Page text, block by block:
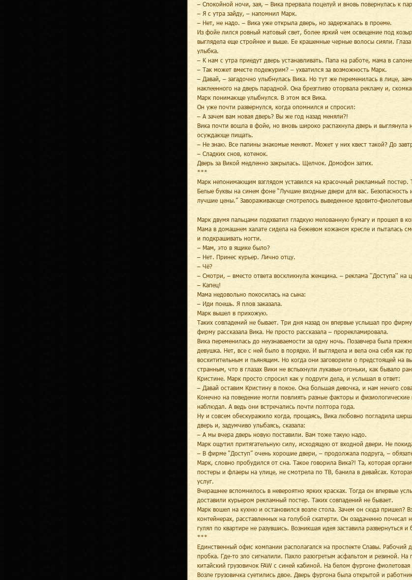
– Спокойной ночи, зая, – Вика прервала поцелуй и вновь повернулась к
– Я с утра зайду, – напомнил Марк.
– Нет, не надо. – Вика уже открыла дверь, но задержалась в проеме.
Из фойе лился ровный матовый свет, более яркий чем освещение под
выглядела еще стройнее и выше. Ее крашенные черные волосы сияли. Глаза
улыбка.
– К нам с утра приедут дверь устанавливать. Папа на работе, мама в
– Так может вместе подежурим? – ухватился за возможность Марк.
– Давай, – загадочно улыбнулась Вика. Но тут же переменилась в лице,
наклеенного на дверь парадной. Она брезгливо оторвала рекламу и,
Марк понимающе улыбнулся. В этом вся Вика.
Он уже почти развернулся, когда опомнился и спросил:
– А зачем вам новая дверь? Вы же год назад меняли?!
Вика почти вошла в фойе, но вновь широко распахнула дверь и
осуждающе пищать.
– Не знаю. Все папины знакомые меняют. Может у них квест такой? До
– Сладких снов, котенок.
Дверь за Викой медленно закрылась. Щелчок. Домофон затих.
***
Марк непонимающим взглядом уставился на красочный рекламный
Белые буквы на синем фоне “Лучшие входные двери для вас. Безопасность
лучшие цены.” Завораживающе смотрелось выведенное ядовито-
Марк двумя пальцами подхватил гладкую мелованную бумагу и прошел в
Мама в домашнем халате сидела на бежевом кожаном кресле и пыталась
и подкрашивать ногти.
– Мам, это в ящике было?
– Нет. Принес курьер. Лично отцу.
– Чё?
– Смотри, – вместо ответа воскликнула женщина. – реклама ''Доступа'' на
– Капец!
Мама недовольно покосилась на сына:
– Иди поешь. Я плов заказала.
Марк вышел в прихожую.
Таких совпадений не бывает. Три дня назад он впервые услышал про
фирму рассказала Вика. Не просто рассказала – прорекламировала.
Вика переменилась до неузнаваемости за одну ночь. Позавчера была
девушка. Нет, все с ней было в порядке. И выглядела и вела она себя как
восхитительным и пьянящим. Но когда они заговорили о предстоящей на
странным, что в глазах Вики не вспыхнули лукавые огоньки, как бывало
Кристине. Марк просто спросил как у подруги дела, и услышал в ответ:
– Давай оставим Кристину в покое. Она большая девочка, и нам нечего
Конечно на поведение могли повлиять разные факторы и
наблюдал. А ведь они встречались почти полтора года.
Ну и совсем обескуражило когда, прощаясь, Вика любовно погладила
дверь и, задумчиво улыбаясь, сказала:
– А мы вчера дверь новую поставили. Вам тоже такую надо.
Марк ощутил притягательную силу, исходящую от входной двери. Не
– В фирме “Доступ” очень хорошие двери, – продолжала подруга, –
Марк, словно пробудился от сна. Такое говорила Вика?! Та, которая
постеры и флаеры на улице, не смотрела по ТВ, банила в девайсах.
услуг.
Вчерашнее вспомнилось в невероятно ярких красках. Тогда он впервые
доставили курьером рекламный постер. Таких совпадений не бывает.
Марк вошел на кухню и остановился возле стола. Зачем он сюда пришел?
контейнерах, расставленных на голубой скатерти. Он озадаченно почесал
гулял по квартире не разувшись. Возникшая идея заставила развернуться
***
Единственный офис компании располагался на проспекте Славы. Рабочий
пробка. Где-то зло сигналили. Пахло разогретым асфальтом и резиной. На
китайский грузовичок FAW с синей кабиной. На белом фургоне
Возле грузовичка суетились двое. Дверь фургона была открытой и